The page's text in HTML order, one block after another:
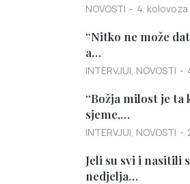
NOVOSTI 4.
“Nitko ne može
a…
INTERVJUI, NOVOSTI
“Božja milost je ta
sjeme,…
INTERVJUI, NOVOSTI
Jeli su svi i nasitili
nedjelja…